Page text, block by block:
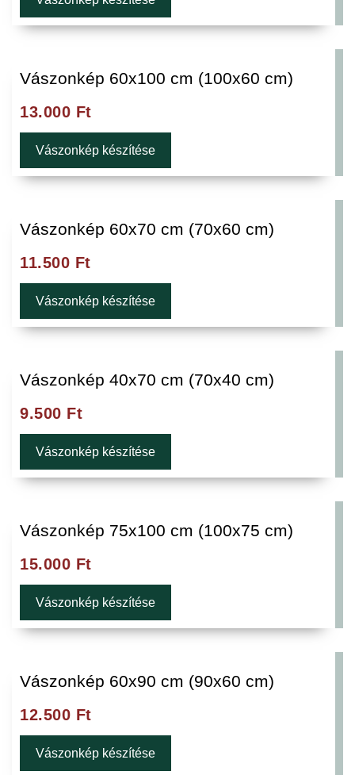
Vászonkép 60x100 cm (100x60 cm)
13.000 Ft
Vászonkép készítése
Vászonkép 60x70 cm (70x60 cm)
11.500 Ft
Vászonkép készítése
Vászonkép 40x70 cm (70x40 cm)
9.500 Ft
Vászonkép készítése
Vászonkép 75x100 cm (100x75 cm)
15.000 Ft
Vászonkép készítése
Vászonkép 60x90 cm (90x60 cm)
12.500 Ft
Vászonkép készítése